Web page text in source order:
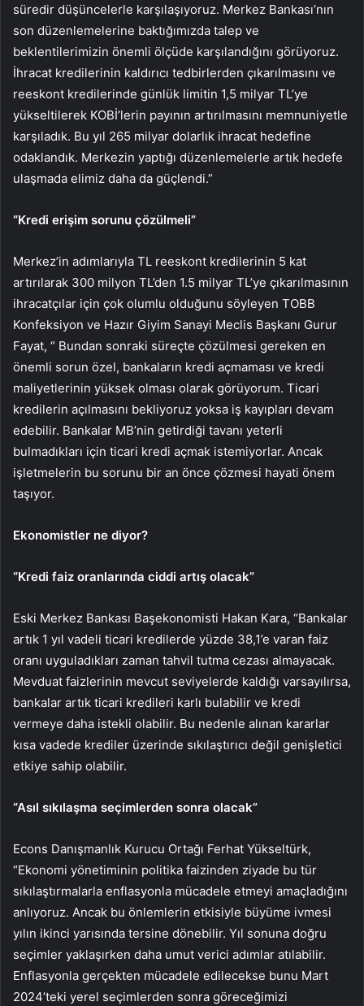
süredir düşüncelerle karşılaşıyoruz. Merkez Bankası’nın
son düzenlemelerine baktığımızda talep ve
beklentilerimizin önemli ölçüde karşılandığını görüyoruz.
İhracat kredilerinin kaldırıcı tedbirlerden çıkarılmasını ve
reeskont kredilerinde günlük limitin 1,5 milyar TL’ye
yükseltilerek KOBİ’lerin payının artırılmasını memnuniyetle
karşıladık. Bu yıl 265 milyar dolarlık ihracat hedefine
odaklandık. Merkezin yaptığı düzenlemelerle artık hedefe
ulaşmada elimiz daha da güçlendi.”
“Kredi erişim sorunu çözülmeli”
Merkez’in adımlarıyla TL reeskont kredilerinin 5 kat
artırılarak 300 milyon TL’den 1.5 milyar TL’ye çıkarılmasının
ihracatçılar için çok olumlu olduğunu söyleyen TOBB
Konfeksiyon ve Hazır Giyim Sanayi Meclis Başkanı Gurur
Fayat, “ Bundan sonraki süreçte çözülmesi gereken en
önemli sorun özel, bankaların kredi açmaması ve kredi
maliyetlerinin yüksek olması olarak görüyorum. Ticari
kredilerin açılmasını bekliyoruz yoksa iş kayıpları devam
edebilir. Bankalar MB’nin getirdiği tavanı yeterli
bulmadıkları için ticari kredi açmak istemiyorlar. Ancak
işletmelerin bu sorunu bir an önce çözmesi hayati önem
taşıyor.
Ekonomistler ne diyor?
“Kredi faiz oranlarında ciddi artış olacak”
Eski Merkez Bankası Başekonomisti Hakan Kara, “Bankalar
artık 1 yıl vadeli ticari kredilerde yüzde 38,1’e varan faiz
oranı uyguladıkları zaman tahvil tutma cezası almayacak.
Mevduat faizlerinin mevcut seviyelerde kaldığı varsayılırsa,
bankalar artık ticari kredileri karlı bulabilir ve kredi
vermeye daha istekli olabilir. Bu nedenle alınan kararlar
kısa vadede krediler üzerinde sıkılaştırıcı değil genişletici
etkiye sahip olabilir.
“Asıl sıkılaşma seçimlerden sonra olacak”
Econs Danışmanlık Kurucu Ortağı Ferhat Yükseltürk,
“Ekonomi yönetiminin politika faizinden ziyade bu tür
sıkılaştırmalarla enflasyonla mücadele etmeyi amaçladığını
anlıyoruz. Ancak bu önlemlerin etkisiyle büyüme ivmesi
yılın ikinci yarısında tersine dönebilir. Yıl sonuna doğru
seçimler yaklaşırken daha umut verici adımlar atılabilir.
Enflasyonla gerçekten mücadele edilecekse bunu Mart
2024’teki yerel seçimlerden sonra göreceğimizi